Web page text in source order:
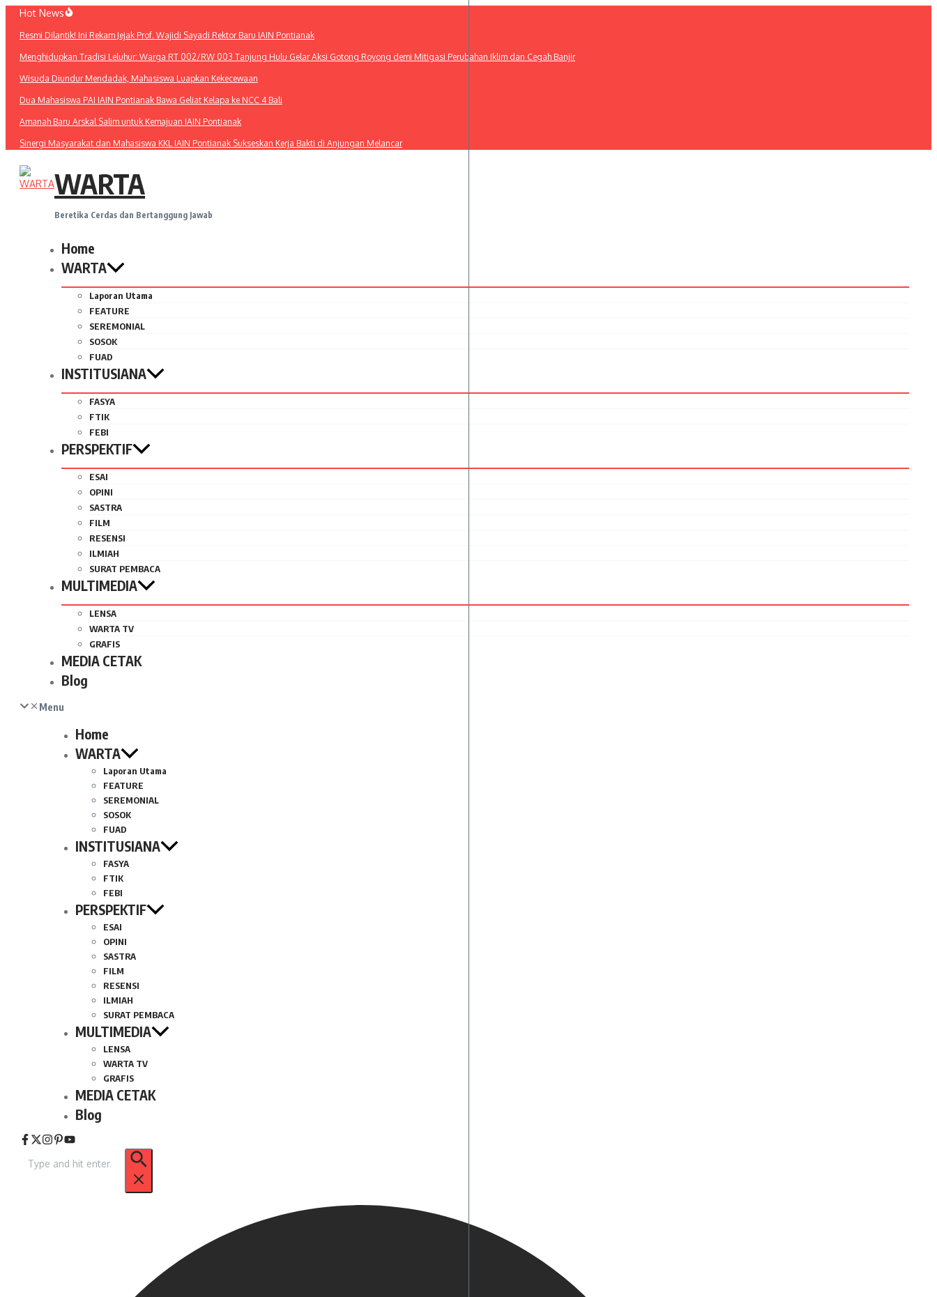
Lewati
konten
Hot News
Resmi Dilantik! Ini Rekam Jejak Prof. Wajidi Sayadi Rektor Baru IAIN Pontianak
Menghidupkan Tradisi Leluhur: Warga RT 002/RW 003 Tanjung Hulu Gelar Aksi Gotong Royong demi Mitigasi Perubahan Iklim dan Cegah Banjir
Wisuda Diundur Mendadak, Mahasiswa Luapkan Kekecewaan
Dua Mahasiswa PAI IAIN Pontianak Bawa Geliat Kelapa ke NCC 4 Bali
Amanah Baru Arskal Salim untuk Kemajuan IAIN Pontianak
Sinergi Masyarakat dan Mahasiswa KKL IAIN Pontianak Sukseskan Kerja Bakti di Anjungan Melancar
WARTA
Beretika Cerdas dan Bertanggung Jawab
Home
WARTA
Laporan Utama
FEATURE
SEREMONIAL
SOSOK
FUAD
INSTITUSIANA
FASYA
FTIK
FEBI
PERSPEKTIF
ESAI
OPINI
SASTRA
FILM
RESENSI
ILMIAH
SURAT PEMBACA
MULTIMEDIA
LENSA
WARTA TV
GRAFIS
MEDIA CETAK
Blog
Menu
Home
WARTA
Laporan Utama
FEATURE
SEREMONIAL
SOSOK
FUAD
INSTITUSIANA
FASYA
FTIK
FEBI
PERSPEKTIF
ESAI
OPINI
SASTRA
FILM
RESENSI
ILMIAH
SURAT PEMBACA
MULTIMEDIA
LENSA
WARTA TV
GRAFIS
MEDIA CETAK
Blog
untuk: